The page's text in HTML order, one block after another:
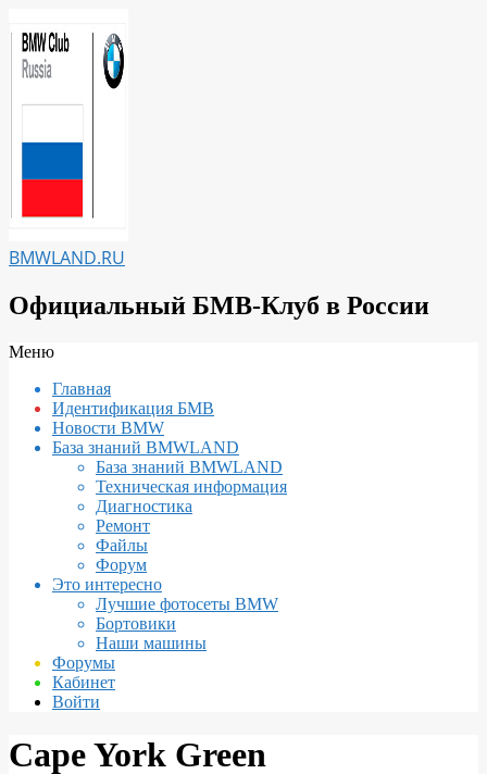
к
содержимому
BMWLAND.RU
Официальный БМВ-Клуб в России
Вторичное
навигации
Меню
Главная
Идентификация БМВ
Новости BMW
База знаний BMWLAND
База знаний BMWLAND
Техническая информация
Диагностика
Ремонт
Файлы
Форум
Это интересно
Лучшие фотосеты BMW
Бортовики
Наши машины
Форумы
Кабинет
Войти
Cape York Green